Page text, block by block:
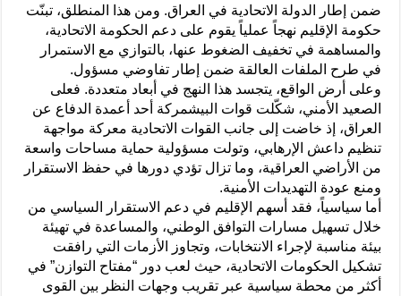
ضمن إطار الدولة الاتحادية في العراق. ومن هذا المنطلق، تبنّت
حكومة الإقليم نهجاً عملياً يقوم على دعم الحكومة الاتحادية،
والمساهمة في تخفيف الضغوط عنها، بالتوازي مع الاستمرار
في طرح الملفات العالقة ضمن إطار تفاوضي مسؤول.
وعلى أرض الواقع، يتجسد هذا النهج في أبعاد متعددة. فعلى
الصعيد الأمني، شكّلت قوات البيشمركة أحد أعمدة الدفاع عن
العراق، إذ خاضت إلى جانب القوات الاتحادية معركة مواجهة
تنظيم داعش الإرهابي، وتولت مسؤولية حماية مساحات واسعة
من الأراضي العراقية، وما تزال تؤدي دورها في حفظ الاستقرار
ومنع عودة التهديدات الأمنية.
أما سياسياً، فقد أسهم الإقليم في دعم الاستقرار السياسي من
خلال تسهيل مسارات التوافق الوطني، والمساعدة في تهيئة
بيئة مناسبة لإجراء الانتخابات، وتجاوز الأزمات التي رافقت
تشكيل الحكومات الاتحادية، حيث لعب دور “مفتاح التوازن” في
أكثر من محطة سياسية عبر تقريب وجهات النظر بين القوى